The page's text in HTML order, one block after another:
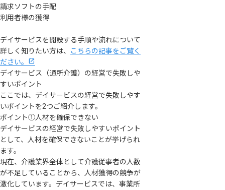
請求ソフトの手配
利用者様の獲得
デイサービスを開設する手順や流れについて
詳しく知りたい方は、
こちらの記事をご覧く
ださい。
デイサービス（通所介護）の経営で失敗しや
すいポイント
ここでは、デイサービスの経営で失敗しやす
いポイントを2つご紹介します。
ポイント①人材を確保できない
デイサービスの経営で失敗しやすいポイント
として、人材を確保できないことが挙げられ
ます。
現在、介護業界全体として介護従事者の人数
が不足していることから、人材獲得の競争が
激化しています。デイサービスでは、事業所